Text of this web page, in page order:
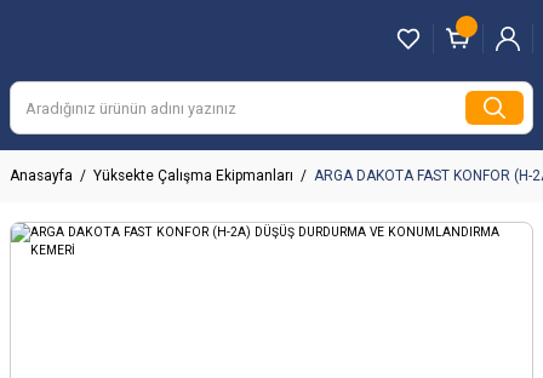
Anasayfa Yüksekte Çalışma Ekipmanları ARGA DAKOTA FAST KONFOR (H-